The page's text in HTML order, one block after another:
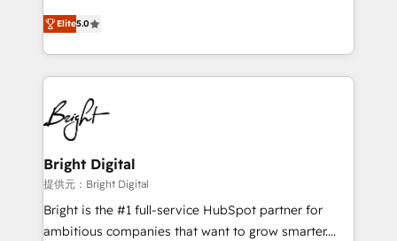
Growth-Driven Design Agency of the Year 🏆2016
Sales Enablement HubSpot Impact Award 🏆2015
HubSpot COS Performance Award 🏆2014 HubSpot
COS Design Award 🏆2013 HubSpot Marketplace
Partner 📆Founded in 1997
and nonprofits — to streamline operations, scale
revenue, and unlock the full potential of HubSpot.
With deep technical and industry expertise, we fuse
automation, integration, and AI innovation to deliver
lasting impact. We specialize in: • Turnkey and end-
to-end HubSpot implementations • Onboarding for
Sales, Service, Marketing & Content Hubs • AI voice
and chat agents, predictive automation, and smart
workflows • Salesforce + HubSpot integration •
RevOps and AI-driven sales enablement • Website
design and CMS development • ERP integration: SAP,
Elite5.0
Bright Digital
提供元：Bright Digital
Bright is the #1 full-service HubSpot partner for
ambitious companies that want to grow smarter.